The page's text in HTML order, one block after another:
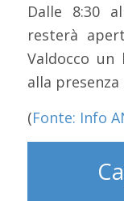
Dalle 8:30
resterà
Valdocco un
alla presenza
(Fonte: Info